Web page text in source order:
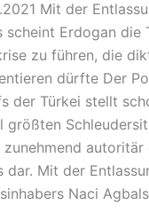
Mit der
scheint Erdogan die
zu führen, die
dürfte Der
der Türkei stellt
größten
autoritär
dar. Mit der
Naci